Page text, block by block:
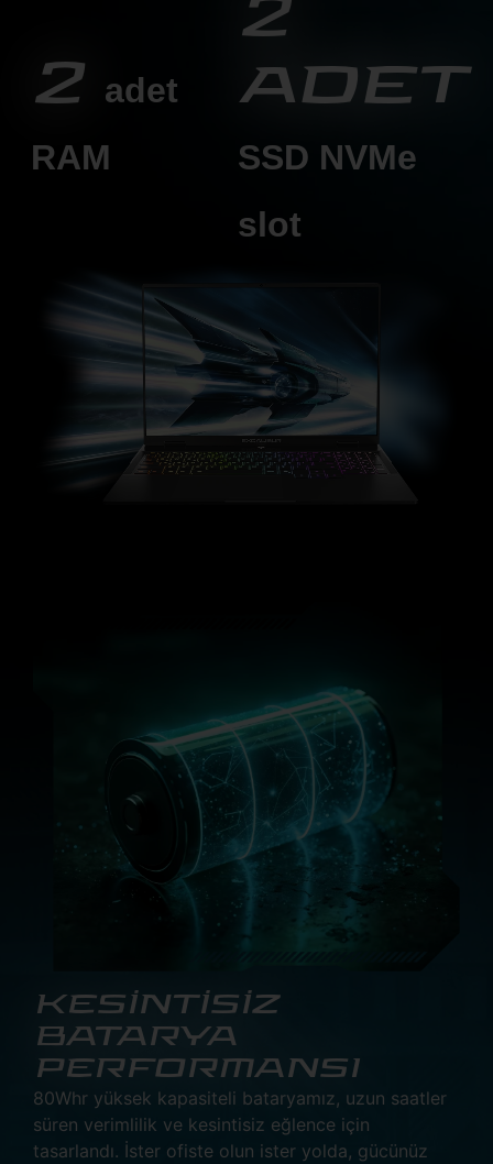
2 adet
RAM
2
adet
SSD NVMe
slot
KESİNTİSİZ
BATARYA
PERFORMANSI
80Whr yüksek kapasiteli bataryamız, uzun saatler
süren verimlilik ve kesintisiz eğlence için
tasarlandı. İster ofiste olun ister yolda, gücünüz